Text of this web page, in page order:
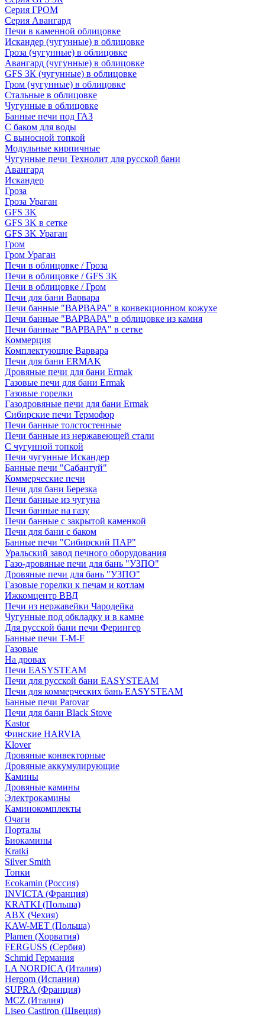
Серия ГРОМ
Серия Авангард
Печи в каменной облицовке
Искандер (чугунные) в облицовке
Гроза (чугунные) в облицовке
Авангард (чугунные) в облицовке
GFS ЗК (чугунные) в облицовке
Гром (чугунные) в облицовке
Стальные в облицовке
Чугунные в облицовке
Банные печи под ГАЗ
С баком для воды
С выносной топкой
Модульные кирпичные
Чугунные печи Технолит для русской бани
Авангард
Искандер
Гроза
Гроза Ураган
GFS 3K
GFS 3K в сетке
GFS 3K Ураган
Гром
Гром Ураган
Печи в облицовке / Гроза
Печи в облицовке / GFS 3K
Печи в облицовке / Гром
Печи для бани Варвара
Печи банные "ВАРВАРА" в конвекционном кожухе
Печи банные "ВАРВАРА" в облицовке из камня
Печи банные "ВАРВАРА" в сетке
Коммерция
Комплектующие Варвара
Печи для бани ERMAK
Дровяные печи для бани Ermak
Газовые печи для бани Ermak
Газовые горелки
Газодровяные печи для бани Ermak
Сибирские печи Термофор
Печи банные толстостенные
Печи банные из нержавеющей стали
С чугунной топкой
Печи чугунные Искандер
Банные печи "Сабантуй"
Коммерческие печи
Печи для бани Березка
Печи банные из чугуна
Печи банные на газу
Печи банные с закрытой каменкой
Печи для бани с баком
Банные печи "Сибирский ПАР"
Уральский завод печного оборудования
Газо-дровяные печи для бань "УЗПО"
Дровяные печи для бань "УЗПО"
Газовые горелки к печам и котлам
Ижкомцентр ВВД
Печи из нержавейки Чародейка
Чугунные под обкладку и в камне
Для русской бани печи Ферингер
Банные печи T-M-F
Газовые
На дровах
Печи EASYSTEAM
Печи для русской бани EASYSTEAM
Печи для коммерческих бань EASYSTEAM
Банные печи Parovar
Печи для бани Black Stove
Kastor
Финские HARVIA
Klover
Дровяные конвекторные
Дровяные аккумулирующие
Камины
Дровяные камины
Электрокамины
Каминокомплекты
Очаги
Порталы
Биокамины
Kratki
Silver Smith
Топки
Ecokamin (Россия)
INVICTA (Франция)
KRATKI (Польша)
ABX (Чехия)
KAW-MET (Польша)
Plamen (Хорватия)
FERGUSS (Сербия)
Schmid Германия
LA NORDICA (Италия)
Hergom (Испания)
SUPRA (Франция)
MCZ (Италия)
Liseo Castiron (Швеция)